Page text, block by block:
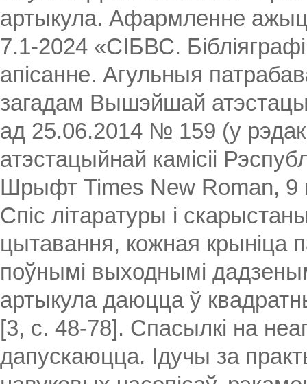
артыкула. Афармленне
7.1-2024 «СІБВС.
апісанне. Агульныя
загадам Вышэйшай
ад 25.06.2014 № 159 (у
атэстацыйнай камісіі
Шрыфт Times New Roman, 9
Спіс літаратуры і
цытавання, кожная крыніца
поўнымі выходнымі
артыкула даюцца ў
[3, с. 48-78]. Спасылкі на
дапускаюцца. Ідучы за